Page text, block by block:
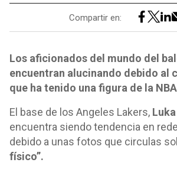
Compartir en:
Los aficionados del mundo del
encuentran alucinando debido al
que ha tenido una figura de la
El base de los Angeles Lakers,
encuentra siendo tendencia en
debido a unas fotos que circulas
físico”.